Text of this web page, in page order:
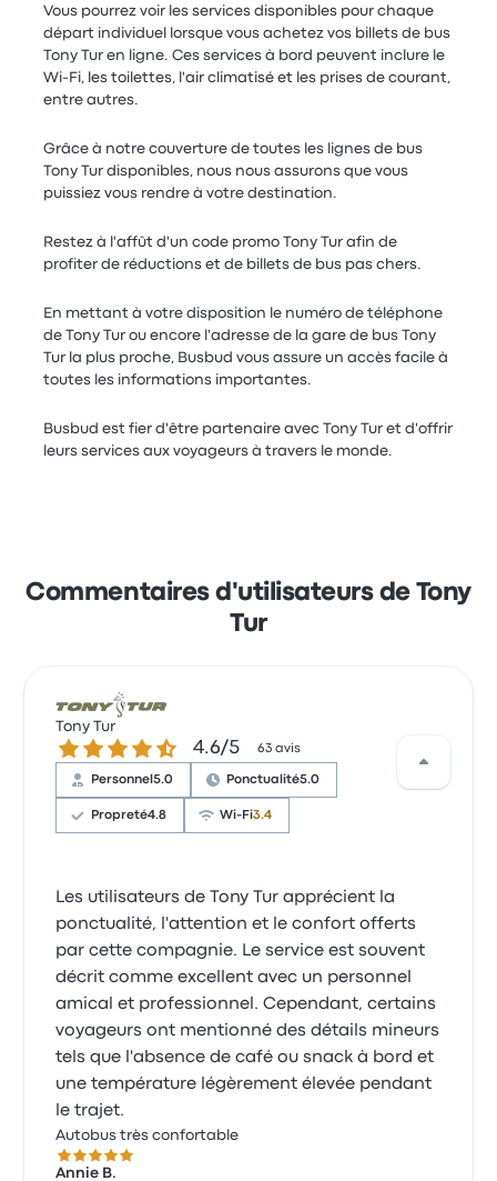
Vous pourrez voir les services disponibles pour chaque
départ individuel lorsque vous achetez vos billets de bus
Tony Tur en ligne. Ces services à bord peuvent inclure le
Wi-Fi, les toilettes, l'air climatisé et les prises de courant,
entre autres.
Grâce à notre couverture de toutes les lignes de bus
Tony Tur disponibles, nous nous assurons que vous
puissiez vous rendre à votre destination.
Restez à l'affût d'un code promo Tony Tur afin de
profiter de réductions et de billets de bus pas chers.
En mettant à votre disposition le numéro de téléphone
de Tony Tur ou encore l'adresse de la gare de bus Tony
Tur la plus proche, Busbud vous assure un accès facile à
toutes les informations importantes.
Busbud est fier d'être partenaire avec Tony Tur et d'offrir
leurs services aux voyageurs à travers le monde.
Commentaires d'utilisateurs de Tony
Tur
Tony Tur
4.6 sur 5 étoiles 4.6/5 63 avis
Personnel5.0 Ponctualité5.0
Propreté4.8 Wi-Fi3.4
Les utilisateurs de Tony Tur apprécient la
ponctualité, l'attention et le confort offerts
par cette compagnie. Le service est souvent
décrit comme excellent avec un personnel
amical et professionnel. Cependant, certains
voyageurs ont mentionné des détails mineurs
tels que l'absence de café ou snack à bord et
une température légèrement élevée pendant
le trajet.
Autobus très confortable
5.0 sur 5 étoiles
Annie B.